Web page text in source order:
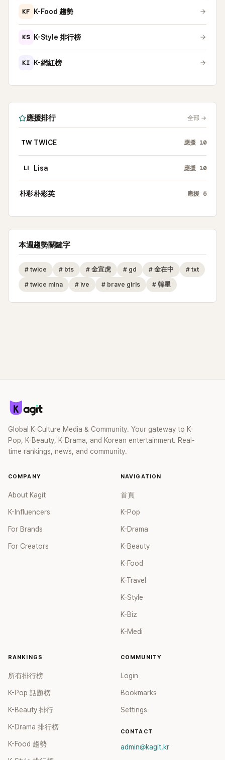
KF K-Food 趨勢
KS K-Style 排行榜
KI K-網紅榜
應援排行 全部 →
TW TWICE 應援 10
LI Lisa 應援 10
朴彩朴彩英 應援 5
本週趨勢關鍵字
# twice # bts # 金宣虎 # gd # 金在中 # txt
# twice mina # ive # brave girls # 韓星
Global K-Culture Media & Community. Your gateway to K-
Pop, K-Beauty, K-Drama, and Korean entertainment. Real-
time rankings, news, and community.
COMPANY
About Kagit
K-Influencers
For Brands
For Creators
NAVIGATION
首頁
K-Pop
K-Drama
K-Beauty
K-Food
K-Travel
K-Style
K-Biz
K-Medi
RANKINGS
所有排行榜
K-Pop 話題榜
K-Beauty 排行
K-Drama 排行榜
K-Food 趨勢
COMMUNITY
Login
Bookmarks
Settings
CONTACT
admin@kagit.kr